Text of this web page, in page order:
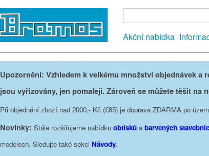
Akční nabídka
Upozornění: Vzhledem k velkému množství objednávek
jsou vyřizovány, jen pomaleji. Zároveň se můžete těšit na
Při objednání zboží nad 2000,- Kč (€85) je doprava ZDARMA po
Novinky: Stále rozšiřujeme nabídku obtisků a barvených stavebnic
modelech. Sledujte také sekci Návody.